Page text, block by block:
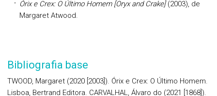
Órix e Crex: O Último Homem [Oryx and Crake](2003), de
Margaret Atwood.
Bibliografia base
TWOOD, Margaret (2020 [2003]). Órix e Crex: O Último Homem.
Lisboa, Bertrand Editora. CARVALHAL, Álvaro do (2021 [1868]).